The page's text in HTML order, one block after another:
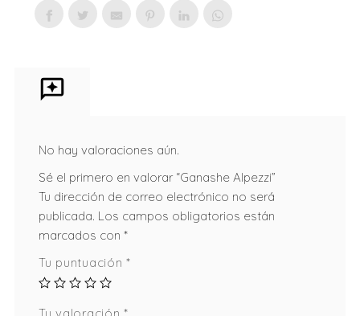
No hay valoraciones aún.
Sé el primero en valorar “Ganashe Alpezzi”
Tu dirección de correo electrónico no será
publicada. Los campos obligatorios están
marcados con *
Tu puntuación*